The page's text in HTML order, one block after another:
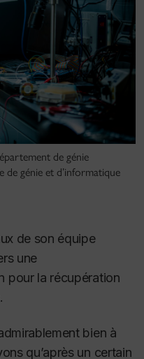
de génie
de génie et d’informatique
de son équipe
une
pour la récupération
bien à
qu’après un certain